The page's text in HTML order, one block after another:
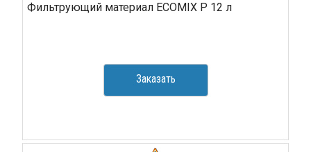
Фильтрующий материал ECOMIX P 12 л
Заказать